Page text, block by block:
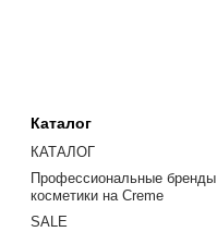
Каталог
КАТАЛОГ
Профессиональные бренды
косметики на Creme
SALE